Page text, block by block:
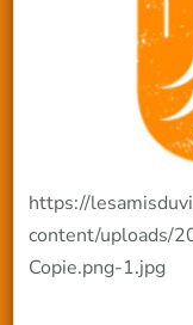
https://
content/uploads/
Copie.png-1.jpg